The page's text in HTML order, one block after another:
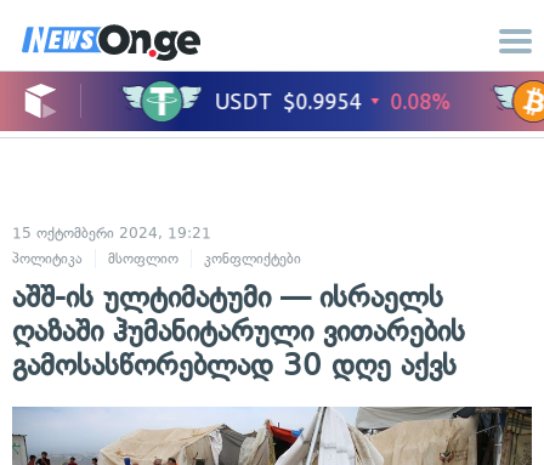
15 ოქტომბერი 2024, 19:21
პოლიტიკა
მსოფლიო კონფლიქტები
აშშ-ის ულტიმატუმი — ისრაელს
ღაზაში ჰუმანიტარული ვითარების
გამოსასწორებლად 30 დღე აქვს